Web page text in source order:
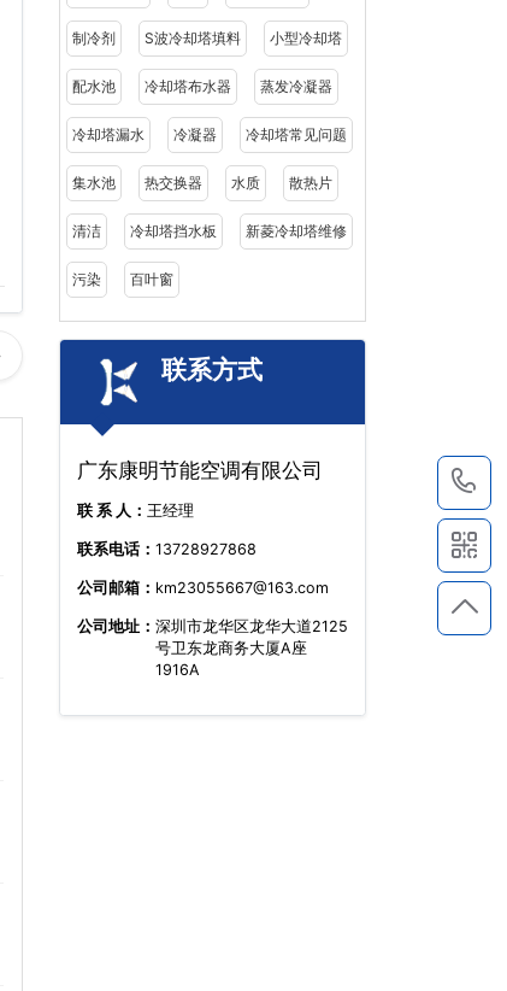
制冷剂 S波冷却塔填料 小型冷却塔
配水池 冷却塔布水器 蒸发冷凝器
冷却塔漏水 冷凝器 冷却塔常见问题
集水池 热交换器 水质 散热片
清洁 冷却塔挡水板 新菱冷却塔维修
污染 百叶窗
联系方式
广东康明节能空调有限公司
联 系 人： 王经理
联系电话： 13728927868
公司邮箱： km23055667@163.com
公司地址： 深圳市龙华区龙华大道2125
号卫东龙商务大厦A座
1916A